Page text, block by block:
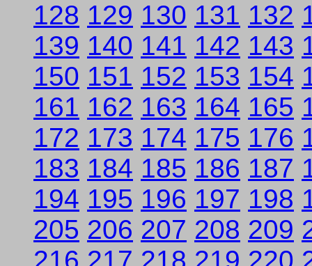
128 129 130 131 132
139 140 141 142 143
150 151 152 153 154
161 162 163 164 165
172 173 174 175 176
183 184 185 186 187
194 195 196 197 198
205 206 207 208 209